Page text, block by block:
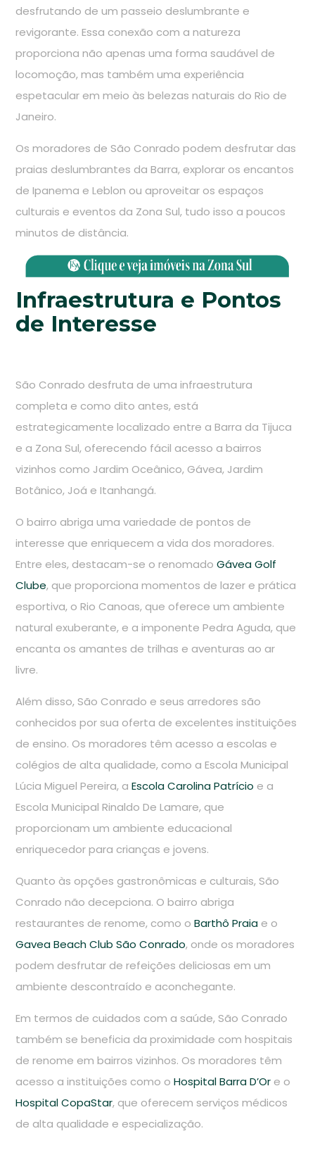
desfrutando de um passeio deslumbrante e
revigorante. Essa conexão com a natureza
proporciona não apenas uma forma saudável de
locomoção, mas também uma experiência
espetacular em meio às belezas naturais do Rio de
Janeiro.
Os moradores de São Conrado podem desfrutar das
praias deslumbrantes da Barra, explorar os encantos
de Ipanema e Leblon ou aproveitar os espaços
culturais e eventos da Zona Sul, tudo isso a poucos
minutos de distância.
Infraestrutura e Pontos
de Interesse
São Conrado desfruta de uma infraestrutura
completa e como dito antes, está
estrategicamente localizado entre a Barra da Tijuca
e a Zona Sul, oferecendo fácil acesso a bairros
vizinhos como Jardim Oceânico, Gávea, Jardim
Botânico, Joá e Itanhangá.
O bairro abriga uma variedade de pontos de
interesse que enriquecem a vida dos moradores.
Entre eles, destacam-se o renomadoGávea Golf
Clube, que proporciona momentos de lazer e prática
esportiva, o Rio Canoas, que oferece um ambiente
natural exuberante, e a imponente Pedra Aguda, que
encanta os amantes de trilhas e aventuras ao ar
livre.
Além disso, São Conrado e seus arredores são
conhecidos por sua oferta de excelentes instituições
de ensino. Os moradores têm acesso a escolas e
colégios de alta qualidade, como a Escola Municipal
Lúcia Miguel Pereira, a Escola Carolina Patrício e a
Escola Municipal Rinaldo De Lamare, que
proporcionam um ambiente educacional
enriquecedor para crianças e jovens.
Quanto às opções gastronômicas e culturais, São
Conrado não decepciona. O bairro abriga
restaurantes de renome, como o Barthô Praia e o
Gavea Beach Club São Conrado, onde os moradores
podem desfrutar de refeições deliciosas em um
ambiente descontraído e aconchegante.
Em termos de cuidados com a saúde, São Conrado
também se beneficia da proximidade com hospitais
de renome em bairros vizinhos. Os moradores têm
acesso a instituições como oHospital Barra D’Or e o
Hospital CopaStar, que oferecem serviços médicos
de alta qualidade e especialização.